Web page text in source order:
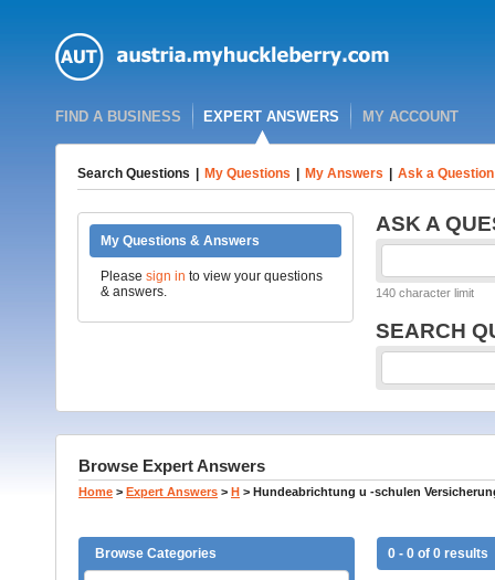
FIND A BUSINESS EXPERT ANSWERS MY ACCOUNT
Search Questions My Questions My Answers Ask a Question
My Questions & Answers
Please sign in to view your questions
& answers.
ASK A
140 character limit
SEARCH
Browse Expert Answers
Home > Expert Answers > H > Hundeabrichtung u -schulen
Browse Categories 0 - 0 of 0 results